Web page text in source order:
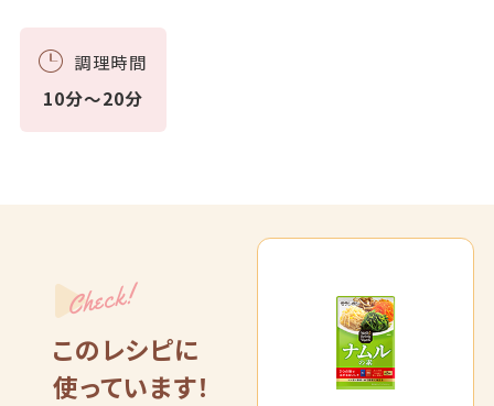
調理時間
10分～20分
Check!
このレシピに
使っています！